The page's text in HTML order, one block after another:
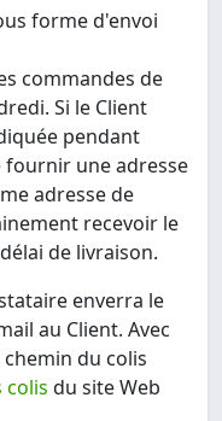
forme d'envoi
commandes de
Si le Client
pendant
fournir une adresse
adresse de
recevoir le
de livraison.
enverra le
au Client. Avec
du colis
colis du site Web